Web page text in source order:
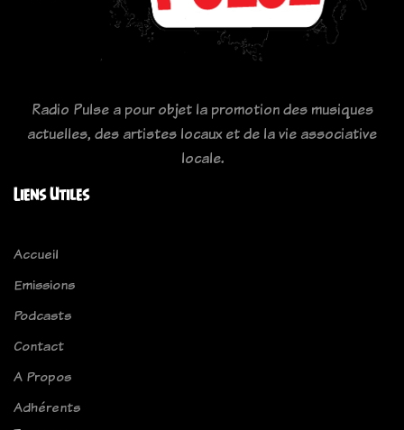
Radio Pulse a pour objet la promotion des musiques
actuelles, des artistes locaux et de la vie associative
locale.
Liens Utiles
Accueil
Emissions
Podcasts
Contact
A Propos
Adhérents